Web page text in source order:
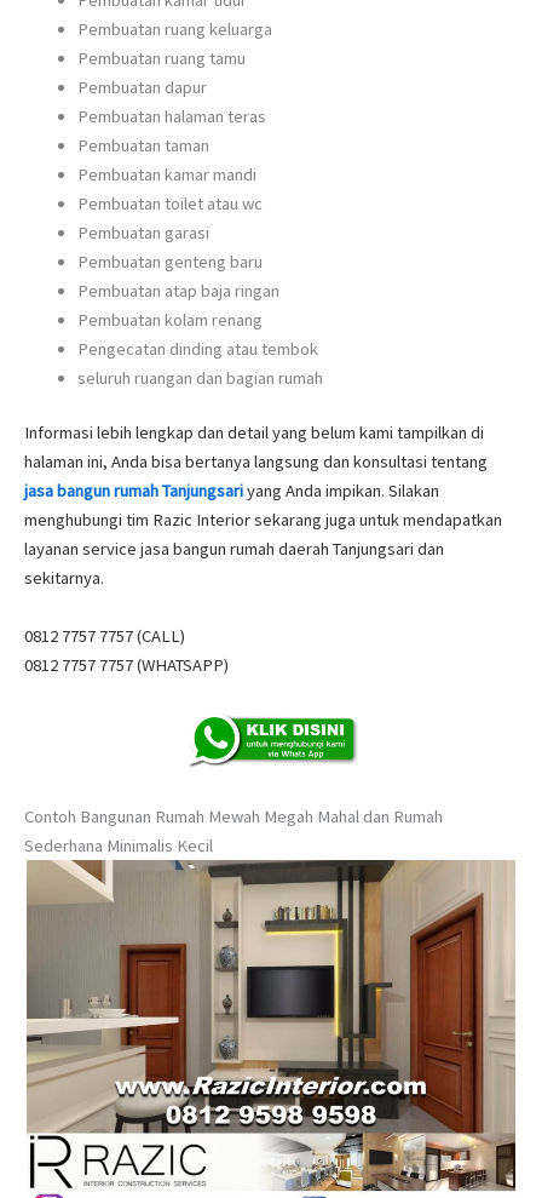
Pembuatan ruang keluarga
Pembuatan ruang tamu
Pembuatan dapur
Pembuatan halaman teras
Pembuatan taman
Pembuatan kamar mandi
Pembuatan toilet atau wc
Pembuatan garasi
Pembuatan genteng baru
Pembuatan atap baja ringan
Pembuatan kolam renang
Pengecatan dinding atau tembok
seluruh ruangan dan bagian rumah
Informasi lebih lengkap dan detail yang belum kami tampilkan di
halaman ini, Anda bisa bertanya langsung dan konsultasi tentang
jasa bangun rumah Tanjungsariyang Anda impikan. Silakan
menghubungi tim Razic Interior sekarang juga untuk mendapatkan
layanan service jasa bangun rumah daerah Tanjungsari dan
sekitarnya.
0812 7757 7757 (CALL)
0812 7757 7757 (WHATSAPP)
Contoh Bangunan Rumah Mewah Megah Mahal dan Rumah
Sederhana Minimalis Kecil